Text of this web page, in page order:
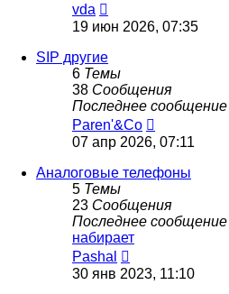
vda
к
последнему
сообщению
19 июн 2026, 07:35
SIP другие
6 Темы
38 Сообщения
Последнее сообщение
Paren'&Co
к
последнему
сообщению
07 апр 2026, 07:11
Аналоговые телефоны
5 Темы
23 Сообщения
Последнее сообщение
набирает
Pashal
к
последнему
30 янв 2023, 11:10